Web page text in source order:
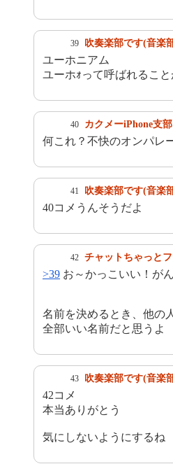
39 吹奏楽部です(音楽
ユーホニアム
ユーホｫって呼ばれること
40 カクメーiPhone支部
何これ？不快のオンパレ
41 吹奏楽部です(音楽
40コメうんそうだよ
42 チャットちゃっと
>39 お～かっこいい！が
名前を決めるとき、他の
全部いい名前だと思うよ
43 吹奏楽部です(音楽
42コメ
本当ありがとう
気にしないようにするね